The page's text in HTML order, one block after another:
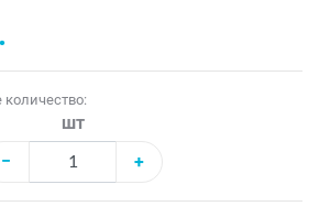
шт
−
+